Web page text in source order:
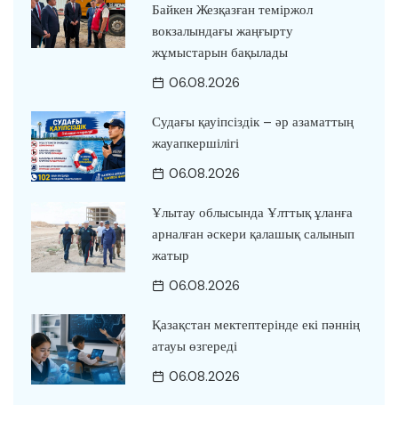
Байкен Жезқазған теміржол
вокзалындағы жаңғырту
жұмыстарын бақылады
06.08.2026
Судағы қауіпсіздік – әр азаматтың
жауапкершілігі
06.08.2026
Ұлытау облысында Ұлттық ұланға
арналған әскери қалашық салынып
жатыр
06.08.2026
Қазақстан мектептерінде екі пәннің
атауы өзгереді
06.08.2026